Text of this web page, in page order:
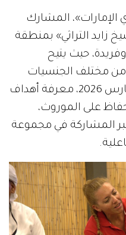
المشارك
التراثي» بمنطقة
حيث يتيح
من مختلف الجنسيات
والثقافات والأعمار، حتى 22 مارس 2026، معرفة أهداف
على الموروث،
عبر المشاركة في مجموعة